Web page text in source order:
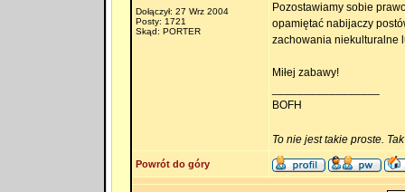
Dołączył: 27 Wrz 2004
Posty: 1721
Skąd: PORTER
Pozostawiamy sobie
opamiętać nabijaczy
zachowania niekulturalne
Miłej zabawy!
BOFH
To nie jest takie proste.
Powrót do góry